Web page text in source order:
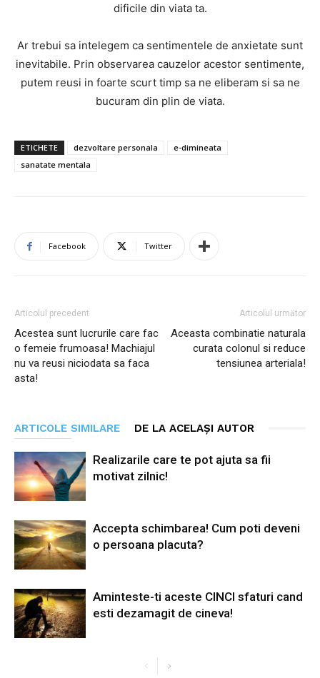
dificile din viata ta.
Ar trebui sa intelegem ca sentimentele de anxietate sunt
inevitabile. Prin observarea cauzelor acestor sentimente,
putem reusi in foarte scurt timp sa ne eliberam si sa ne
bucuram din plin de viata.
ETICHETE dezvoltare personala
e-dimineata
sanatate mentala
Facebook Twitter
Articolul precedent
Acestea sunt lucrurile care fac
o femeie frumoasa! Machiajul
nu va reusi niciodata sa faca
asta!
Articolul următor
Aceasta combinatie naturala
curata colonul si reduce
tensiunea arteriala!
ARTICOLE SIMILARE DE LA ACELAȘI AUTOR
Realizarile care te pot ajuta sa fii
motivat zilnic!
Accepta schimbarea! Cum poti deveni
o persoana placuta?
Aminteste-ti aceste CINCI sfaturi cand
esti dezamagit de cineva!